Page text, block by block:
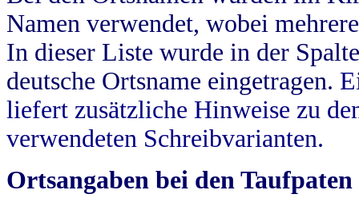
Namen verwendet, wobei
In dieser Liste wurde in der
deutsche Ortsname eingetragen.
liefert zusätzliche Hinweise zu
verwendeten Schreibvarianten.
Ortsangaben bei den Taufpaten